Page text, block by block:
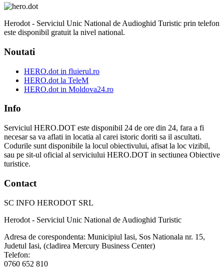
Herodot - Serviciul Unic National de Audioghid Turistic prin telefon
este disponibil gratuit la nivel national.
Noutati
HERO.dot in fluierul.ro
HERO.dot la TeleM
HERO.dot in Moldova24.ro
Info
Serviciul HERO.DOT este disponibil 24 de ore din 24, fara a fi
necesar sa va aflati in locatia al carei istoric doriti sa il ascultati.
Codurile sunt disponibile la locul obiectivului, afisat la loc vizibil,
sau pe sit-ul oficial al serviciului HERO.DOT in sectiunea Obiective
turistice.
Contact
SC INFO HERODOT SRL
Herodot - Serviciul Unic National de Audioghid Turistic
Adresa de corespondenta: Municipiul Iasi, Sos Nationala nr. 15,
Judetul Iasi, (cladirea Mercury Business Center)
Telefon:
0760 652 810